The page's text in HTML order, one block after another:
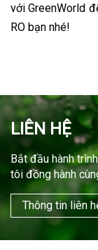
với GreenWorld
RO bạn nhé!
LIÊN HỆ
Bắt đầu hành
tôi đồng hành
Thông tin liên